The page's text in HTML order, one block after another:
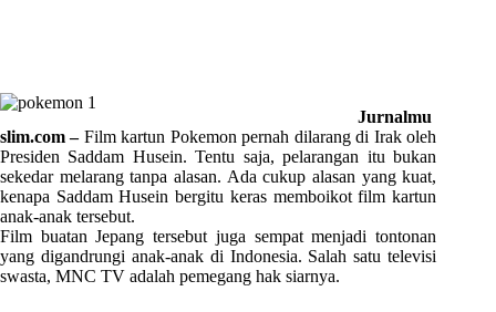
Jurnalmu
slim.com – Film kartun Pokemon pernah dilarang di Irak oleh
Presiden Saddam Husein. Tentu saja, pelarangan itu bukan
sekedar melarang tanpa alasan. Ada cukup alasan yang kuat,
kenapa Saddam Husein bergitu keras memboikot film kartun
anak-anak tersebut.
Film buatan Jepang tersebut juga sempat menjadi tontonan
yang digandrungi anak-anak di Indonesia. Salah satu televisi
swasta, MNC TV adalah pemegang hak siarnya.